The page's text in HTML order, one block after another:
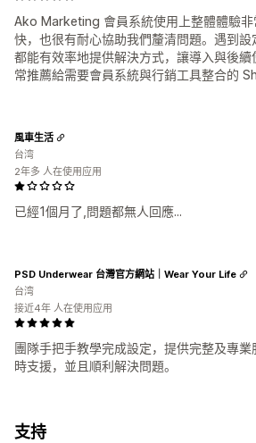
Ako Marketing 會員系統使用上整體體驗非
快，也很有耐心協助我們釐清問題。遇到設
都能有效率地提供解決方式，讓導入與後
常推薦給需要會員系統與行銷工具整合的
已經1個月了,問題都無人回應...
風車生活
台湾
2年多 人在使用应用
團隊手把手教學完成設定，提供完整及專
時支援，並且順利解決問題。
PSD Underwear 台灣官方網站｜Wear Your Life
台湾
接近4年 人在使用应用
支持